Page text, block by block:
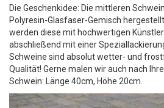
Die Geschenkidee: Die mittleren
Polyresin-Glasfaser-Gemisch
werden diese mit hochwertigen
abschließend mit einer
Schweine sind absolut wetter- und
Qualität! Gerne malen wir auch nach
Schwein: Länge 40cm, Höhe 20cm.